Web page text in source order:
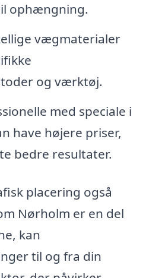
ophængning.
vægmaterialer
og værktøj.
med speciale i
have højere priser,
bedre resultater.
placering også
Nørholm er en del
kan
til og fra din